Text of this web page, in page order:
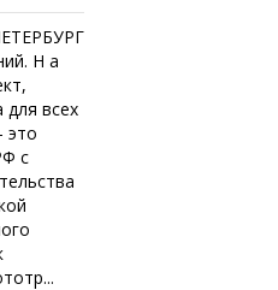
Н а
для всех
это
с